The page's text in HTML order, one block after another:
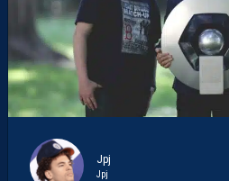
Jpj
Jpj